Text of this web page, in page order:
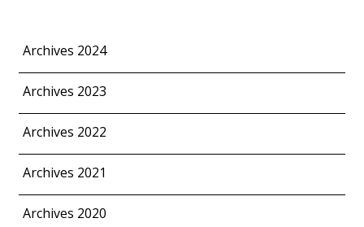
Archives 2024
Archives 2023
Archives 2022
Archives 2021
Archives 2020